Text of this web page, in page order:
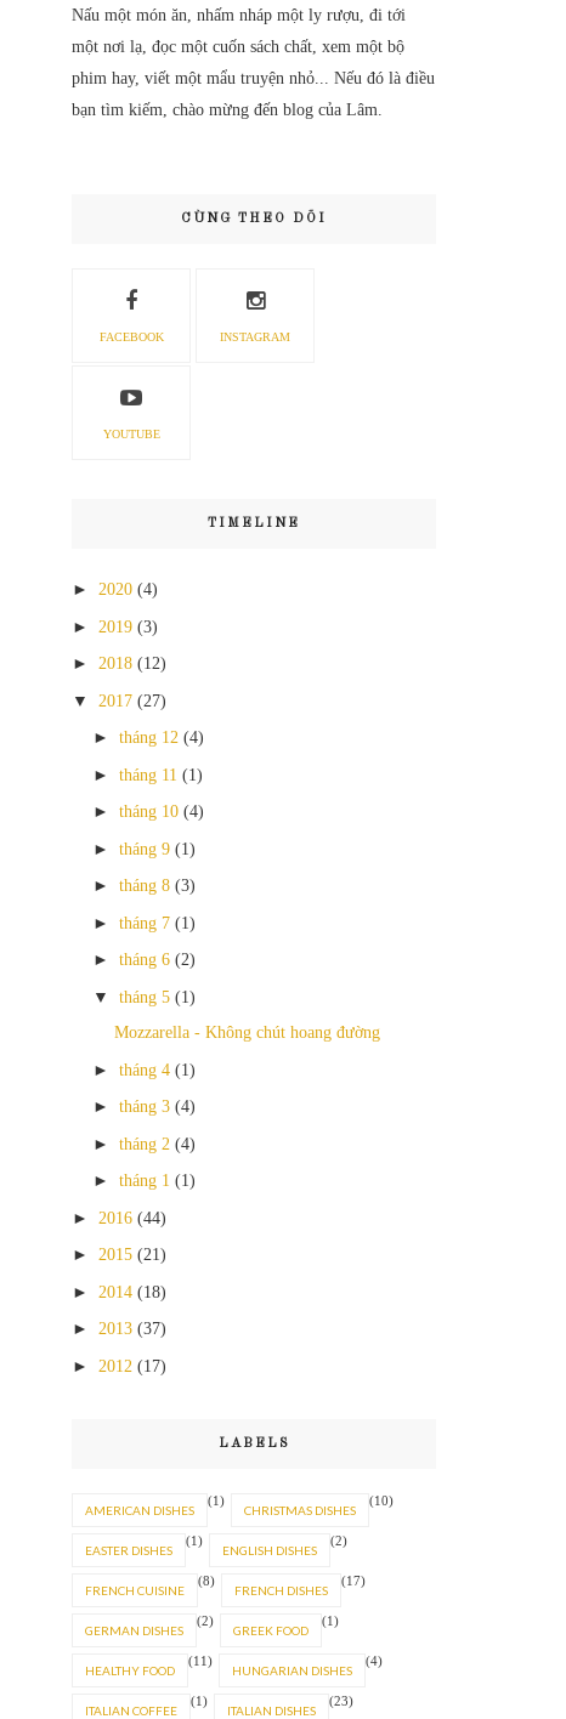
Nấu một món ăn, nhấm nháp một ly rượu, đi tới
một nơi lạ, đọc một cuốn sách chất, xem một bộ
phim hay, viết một mẩu truyện nhỏ... Nếu đó là điều
bạn tìm kiếm, chào mừng đến blog của Lâm.
CÙNG THEO DÕI
FACEBOOK INSTAGRAM
YOUTUBE
TIMELINE
► 2020 (4)
► 2019 (3)
► 2018 (12)
▼ 2017 (27)
► tháng 12 (4)
► tháng 11 (1)
► tháng 10 (4)
► tháng 9 (1)
► tháng 8 (3)
► tháng 7 (1)
► tháng 6 (2)
▼ tháng 5 (1)
Mozzarella - Không chút hoang đường
► tháng 4 (1)
► tháng 3 (4)
► tháng 2 (4)
► tháng 1 (1)
► 2016 (44)
► 2015 (21)
► 2014 (18)
► 2013 (37)
► 2012 (17)
LABELS
AMERICAN DISHES
(1)
CHRISTMAS DISHES
(10)
EASTER DISHES
(1)
ENGLISH DISHES
(2)
FRENCH CUISINE
(8)
FRENCH DISHES
(17)
GERMAN DISHES
(2)
GREEK FOOD
(1)
HEALTHY FOOD
(11)
HUNGARIAN DISHES
(4)
ITALIAN COFFEE
(1)
ITALIAN DISHES
(23)